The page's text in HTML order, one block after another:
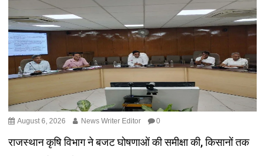
August 6, 2026 News Writer Editor 0
राजस्थान कृषि विभाग ने बजट घोषणाओं की समीक्षा की, किसानों तक